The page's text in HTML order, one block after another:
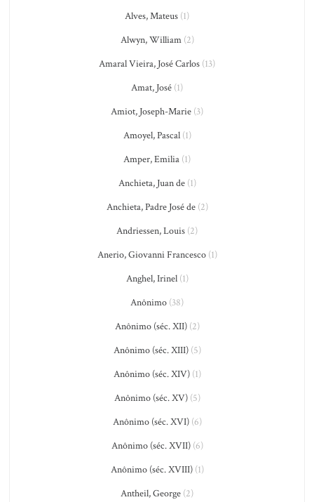
Alves, Mateus (1)
Alwyn, William(2)
Amaral Vieira, José Carlos (13)
Amat, José (1)
Amiot, Joseph-Marie (3)
Amoyel, Pascal(1)
Amper, Emilia (1)
Anchieta, Juan de(1)
Anchieta, Padre José de(2)
Andriessen, Louis (2)
Anerio, Giovanni Francesco(1)
Anghel, Irinel(1)
Anônimo (38)
Anônimo (séc. XII)(2)
Anônimo (séc. XIII)(5)
Anônimo (séc. XIV)(1)
Anônimo (séc. XV)(5)
Anônimo (séc. XVI)(6)
Anônimo (séc. XVII)(6)
Anônimo (séc. XVIII)(1)
Antheil, George (2)